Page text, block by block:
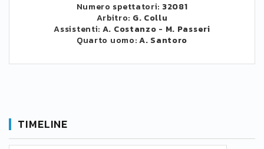
Numero spettatori: 32081
Arbitro: G. Collu
Assistenti: A. Costanzo - M. Passeri
Quarto uomo:A. Santoro
TIMELINE